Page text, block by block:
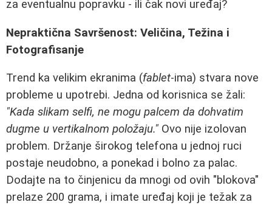
za eventualnu popravku - ili čak novi uređaj?
Nepraktična Savršenost: Veličina, Težina i
Fotografisanje
Trend ka velikim ekranima (fablet-ima) stvara nove
probleme u upotrebi. Jedna od korisnica se žali:
"Kada slikam selfi, ne mogu palcem da dohvatim
dugme u vertikalnom položaju." Ovo nije izolovan
problem. Držanje širokog telefona u jednoj ruci
postaje neudobno, a ponekad i bolno za palac.
Dodajte na to činjenicu da mnogi od ovih "blokova"
prelaze 200 grama, i imate uređaj koji je težak za